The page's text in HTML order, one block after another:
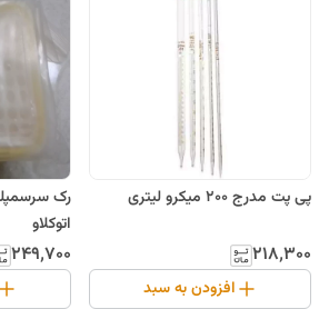
پی پت مدرج 200 میکرو لیتری
۲۱۸٬۳۰۰
افزودن به سبد
اتوکلاو
۲۴۹٬۷۰۰